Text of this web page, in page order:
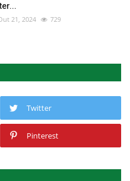
21, 2024 729
Twitter
Pinterest